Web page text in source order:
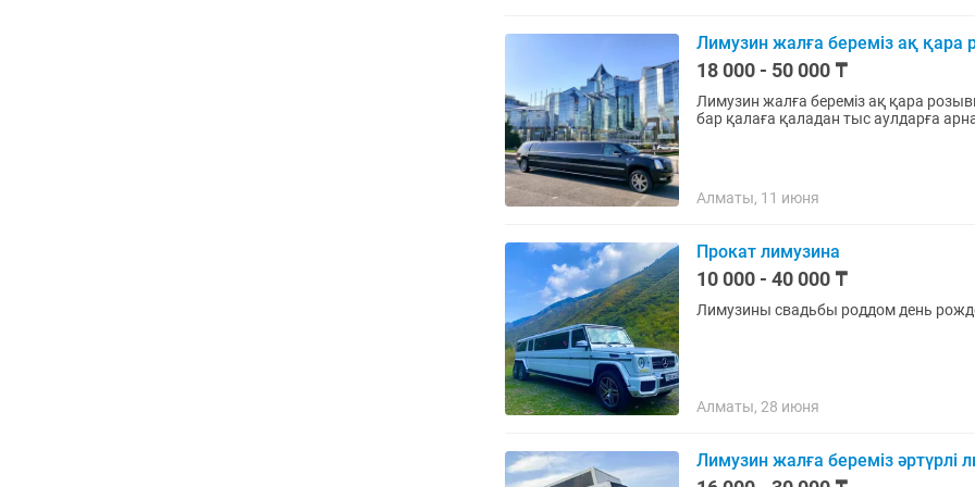
Лимузин жалға береміз ақ қара
18 000 - 50 000 ₸
Лимузин жалға береміз ақ қара
бар қалаға қаладан тыс аулдарға
Алматы, 11 июня
Прокат лимузина
10 000 - 40 000 ₸
Лимузины свадьбы роддом день
Алматы, 28 июня
Лимузин жалға береміз әртүрлі